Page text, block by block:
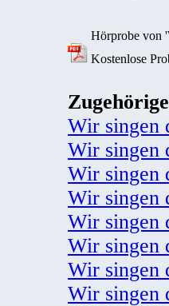
Hörprobe von
Kostenlose
Wir singen
Wir singen
Wir singen
Wir singen
Wir singen
Wir singen
Wir singen
Wir singen